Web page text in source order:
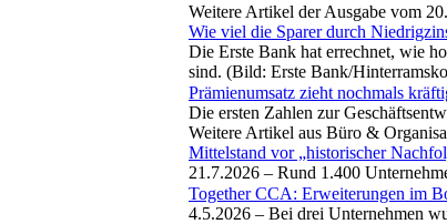
Weitere Artikel der Ausgabe vom
Wie viel die Sparer durch
Die Erste Bank hat errechnet, wie
sind. (Bild: Erste Bank/
Prämienumsatz zieht nochmals
Die ersten Zahlen zur
Weitere Artikel aus Büro &
Mittelstand vor „historischer
21.7.2026 – Rund 1.400
Together CCA: Erweiterungen im
4.5.2026 – Bei drei Unternehmen